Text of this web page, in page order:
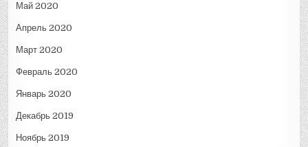
Май 2020
Апрель 2020
Март 2020
Февраль 2020
Январь 2020
Декабрь 2019
Ноябрь 2019